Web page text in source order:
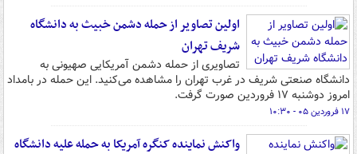
اولین تصاویر از حمله دشمن خبیث به دانشگاه
شریف تهران
تصاویری از حمله دشمن آمریکایی صهیونی به
دانشگاه صنعتی شریف در غرب تهران را مشاهده می‌کنید. این حمله در بامداد
امروز دوشنبه ۱۷ فروردین صورت گرفت.
۱۷ فروردین ۰۵ - ۱۰:۳۰
واکنش نماینده کنگره آمریکا به حمله علیه دانشگاه